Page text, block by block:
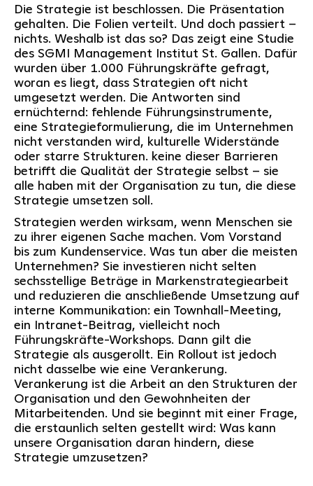
Die Strategie ist beschlossen. Die Präsentation
gehalten. Die Folien verteilt. Und doch passiert –
nichts. Weshalb ist das so? Das zeigt eine Studie
des SGMI Management Institut St. Gallen. Dafür
wurden über 1.000 Führungskräfte gefragt,
woran es liegt, dass Strategien oft nicht
umgesetzt werden. Die Antworten sind
ernüchternd: fehlende Führungsinstrumente,
eine Strategieformulierung, die im Unternehmen
nicht verstanden wird, kulturelle Widerstände
oder starre Strukturen. keine dieser Barrieren
betrifft die Qualität der Strategie selbst – sie
alle haben mit der Organisation zu tun, die diese
Strategie umsetzen soll.
Strategien werden wirksam, wenn Menschen sie
zu ihrer eigenen Sache machen. Vom Vorstand
bis zum Kundenservice. Was tun aber die meisten
Unternehmen? Sie investieren nicht selten
sechsstellige Beträge in Markenstrategiearbeit
und reduzieren die anschließende Umsetzung auf
interne Kommunikation: ein Townhall-Meeting,
ein Intranet-Beitrag, vielleicht noch
Führungskräfte-Workshops. Dann gilt die
Strategie als ausgerollt. Ein Rollout ist jedoch
nicht dasselbe wie eine Verankerung.
Verankerung ist die Arbeit an den Strukturen der
Organisation und den Gewohnheiten der
Mitarbeitenden. Und sie beginnt mit einer Frage,
die erstaunlich selten gestellt wird: Was kann
unsere Organisation daran hindern, diese
Strategie umzusetzen?